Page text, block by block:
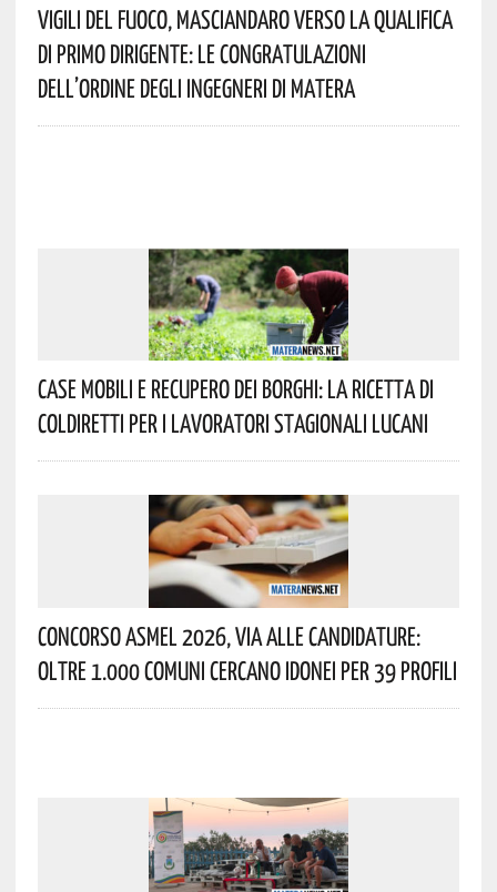
Vigili Del Fuoco, Masciandaro Verso La Qualifica
Di Primo Dirigente: Le Congratulazioni
Dell’Ordine Degli Ingegneri Di Matera
Case Mobili E Recupero Dei Borghi: La Ricetta Di
Coldiretti Per I Lavoratori Stagionali Lucani
Concorso Asmel 2026, Via Alle Candidature:
Oltre 1.000 Comuni Cercano Idonei Per 39 Profili